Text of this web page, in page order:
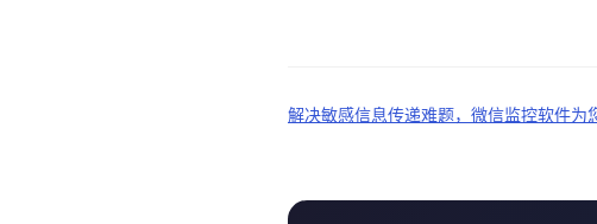
解决敏感信息传递难题，微信监控软件为